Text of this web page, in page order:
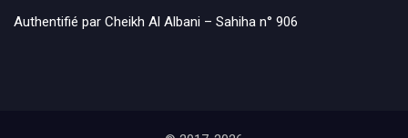
Authentifié par Cheikh Al Albani – Sahiha n° 906